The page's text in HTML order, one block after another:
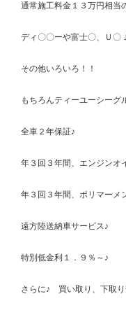
通常施工料金１３万円相当
ディ〇〇ーや富士〇、Ｕ〇
その他いろいろ！！
もちろんティーユーシーグ
全車２年保証♪
年３回３年間、エンジンオ
年３回３年間、ポリマーメ
遠方陸送納車サービス♪
特別低金利１．９％～♪
さらに♪ 買い取り、下取り